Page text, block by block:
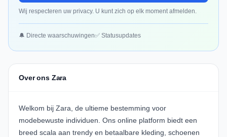
Wij respecteren uw privacy. U kunt zich op elk moment afmelden.
🔔 Directe waarschuwingen✅ Statusupdates
Over ons Zara
Welkom bij Zara, de ultieme bestemming voor
modebewuste individuen. Ons online platform biedt een
breed scala aan trendy en betaalbare kleding, schoenen